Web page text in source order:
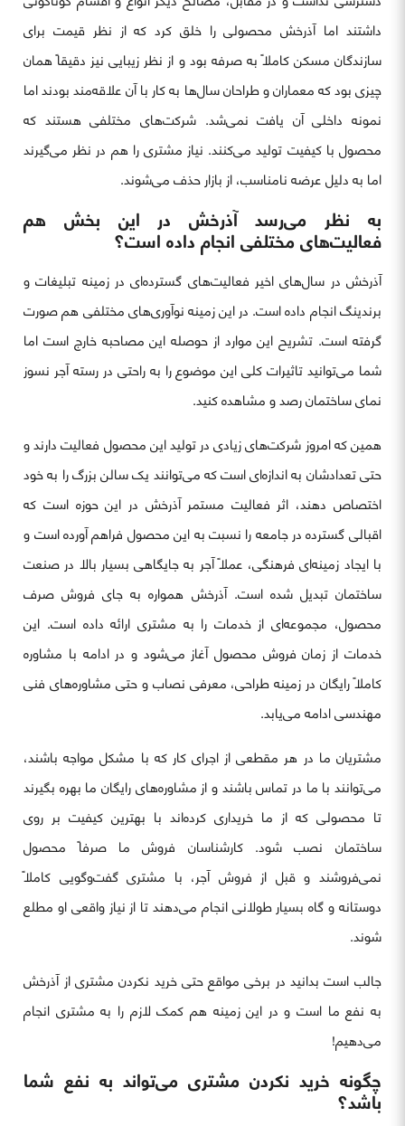
داشتند اما آذرخش محصولی را خلق کرد که از نظر قیمت برای
سازندگان مسکن کاملاً به صرفه بود و از نظر زیبایی نیز دقیقاً همان
چیزی بود که معماران و طراحان سال‌ها به کار با آن علاقه‌مند بودند اما
نمونه داخلی آن یافت نمی‌شد. شرکت‌های مختلفی هستند که
محصول با کیفیت تولید می‌کنند. نیاز مشتری را هم در نظر می‌گیرند
اما به دلیل عرضه نامناسب، از بازار حذف می‌شوند.
به نظر می‌رسد آذرخش در این بخش هم
فعالیت‌های مختلفی انجام داده است؟
آذرخش در سال‌های اخیر فعالیت‌های گسترده‌ای در زمینه تبلیغات و
برندینگ انجام داده است. در این زمینه نوآوری‌های مختلفی هم صورت
گرفته است. تشریح این موارد از حوصله این مصاحبه خارج است اما
شما می‌توانید تاثیرات کلی این موضوع را به راحتی در رسته آجر نسوز
نمای ساختمان رصد و مشاهده کنید.
همین که امروز شرکت‌های زیادی در تولید این محصول فعالیت دارند و
حتی تعدادشان به اندازه‌ای است که می‌توانند یک سالن بزرگ را به خود
اختصاص دهند، اثر فعالیت مستمر آذرخش در این حوزه است که
اقبالی گسترده در جامعه را نسبت به این محصول فراهم آورده است و
با ایجاد زمینه‌ای فرهنگی، عملاً آجر به جایگاهی بسیار بالا در صنعت
ساختمان تبدیل شده است. آذرخش همواره به جای فروش صرف
محصول، مجموعه‌ای از خدمات را به مشتری ارائه داده است. این
خدمات از زمان فروش محصول آغاز می‌شود و در ادامه با مشاوره
کاملاً رایگان در زمینه طراحی، معرفی نصاب و حتی مشاوره‌های فنی
مهندسی ادامه می‌یابد.
مشتریان ما در هر مقطعی از اجرای کار که با مشکل مواجه باشند،
می‌توانند با ما در تماس باشند و از مشاوره‌های رایگان ما بهره بگیرند
تا محصولی که از ما خریداری کرده‌اند با بهترین کیفیت بر روی
ساختمان نصب شود. کارشناسان فروش ما صرفاً محصول
نمی‌فروشند و قبل از فروش آجر، با مشتری گفت‌وگویی کاملاً
دوستانه و گاه بسیار طولانی انجام می‌دهند تا از نیاز واقعی او مطلع
شوند.
جالب است بدانید در برخی مواقع حتی خرید نکردن مشتری از آذرخش
به نفع ما است و در این زمینه هم کمک لازم را به مشتری انجام
می‌دهیم!
چگونه خرید نکردن مشتری می‌تواند به نفع شما
باشد؟